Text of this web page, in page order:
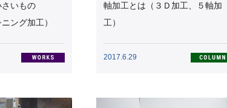
いもの
ング加工）
軸加工とは（３Ｄ加工、５軸加
工）
2017.6.29